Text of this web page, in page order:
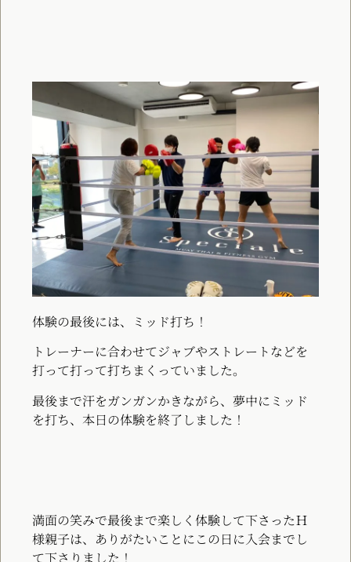
体験の最後には、ミッド打ち！
トレーナーに合わせてジャブやストレートなどを
打って打って打ちまくっていました。
最後まで汗をガンガンかきながら、 夢中にミッド
を打ち、本日の体験を終了しました！
満面の笑みで最後まで楽しく体験して下さったＨ
様親子は、ありがたいことにこの日に入会までし
て下さりました！